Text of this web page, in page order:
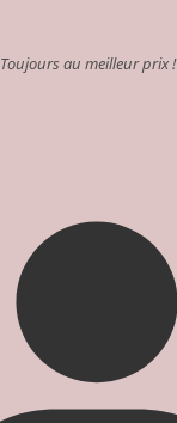
Toujours au meilleur prix !